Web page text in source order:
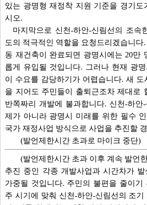
있는 광명형 재정착 지원 기준을 경기도
시오.
마지막으로 신천-하안-신림선의 조속
도의 적극적인 역할을 요청드리겠습니다
동 재건축이 완료되면 광명시에는 20만
롭게 유입될 것입니다. 그러나 현재 광
이 수요를 감당하기가 어렵습니다. 새 도
을 지어도 주민들이 출퇴근조차 제대로
반쪽짜리 개발에 불과합니다. 신천-하안
제가 아니라 광명시 미래를 위한 필수
국가 재정사업 방식으로 사업을 추진할
(발언제한시간 초과로 마이크 중단)
(발언제한시간 초과 이후 계속 발언
추진 중인 각종 개발사업과 시간차가 발
가중될 것입니다. 주민의 불편을 줄이기
주 시기에 맞춰 신천-하안-신림선의 조기